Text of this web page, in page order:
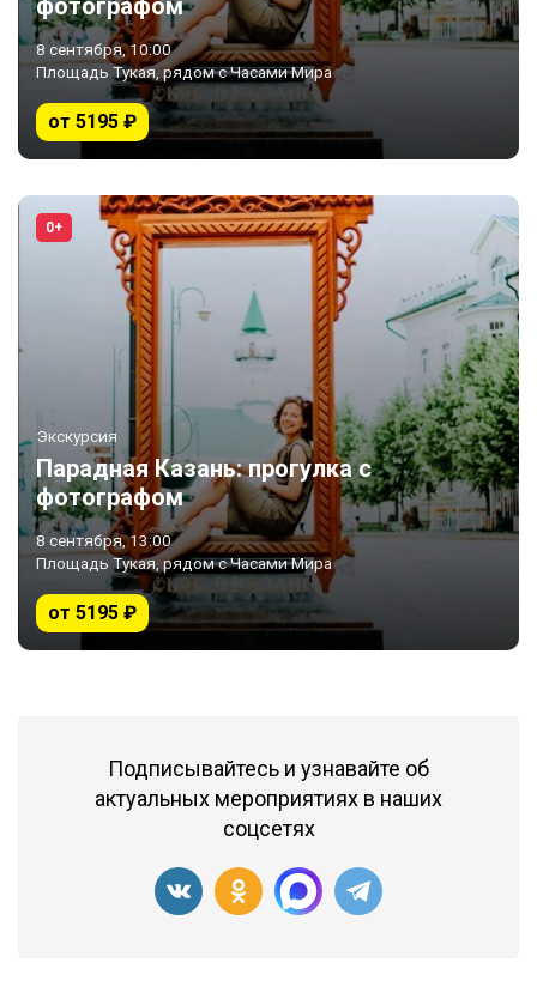
фотографом
8 сентября, 10:00
Площадь Тукая, рядом с Часами Мира
от 5195 ₽
0+
Экскурсия
Парадная Казань: прогулка с
фотографом
8 сентября, 13:00
Площадь Тукая, рядом с Часами Мира
от 5195 ₽
Подписывайтесь и узнавайте об
актуальных мероприятиях в наших
соцсетях